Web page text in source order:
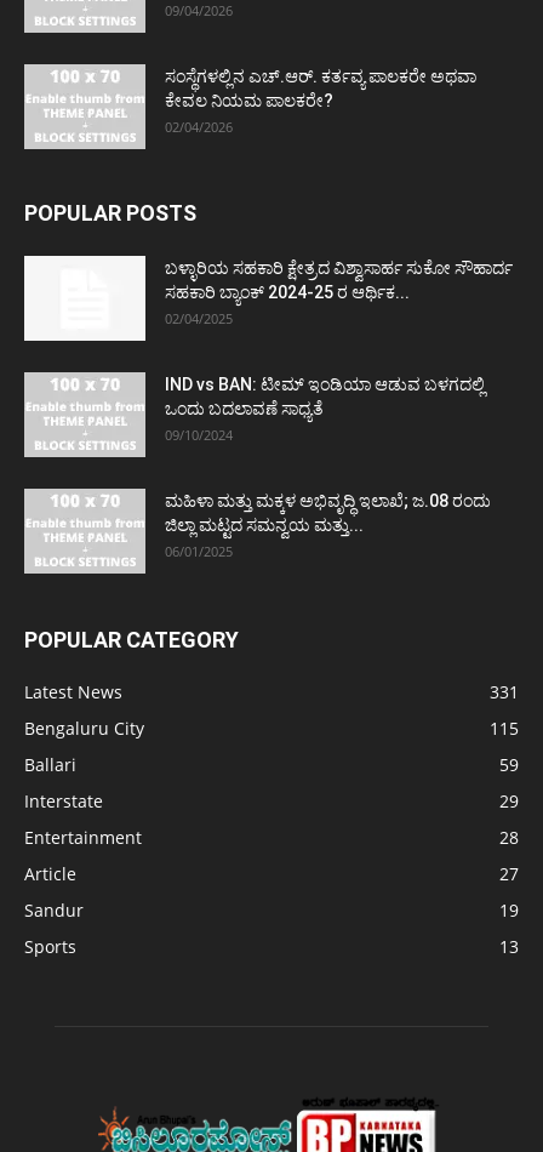
09/04/2026
ಸಂಸ್ಥೆಗಳಲ್ಲಿನ ಎಚ್.ಆರ್. ಕರ್ತವ್ಯ ಪಾಲಕರೇ ಅಥವಾ
ಕೇವಲ ನಿಯಮ ಪಾಲಕರೇ?
02/04/2026
POPULAR POSTS
ಬಳ್ಳಾರಿಯ ಸಹಕಾರಿ ಕ್ಷೇತ್ರದ ವಿಶ್ವಾಸಾರ್ಹ ಸುಕೋ ಸೌಹಾರ್ದ
ಸಹಕಾರಿ ಬ್ಯಾಂಕ್ 2024-25 ರ ಆರ್ಥಿಕ...
02/04/2025
IND vs BAN: ಟೀಮ್ ಇಂಡಿಯಾ ಆಡುವ ಬಳಗದಲ್ಲಿ
ಒಂದು ಬದಲಾವಣೆ ಸಾಧ್ಯತೆ
09/10/2024
ಮಹಿಳಾ ಮತ್ತು ಮಕ್ಕಳ ಅಭಿವೃದ್ಧಿ ಇಲಾಖೆ; ಜ.08 ರಂದು
ಜಿಲ್ಲಾ ಮಟ್ಟದ ಸಮನ್ವಯ ಮತ್ತು...
06/01/2025
POPULAR CATEGORY
Latest News
331
Bengaluru City
115
Ballari
59
Interstate
29
Entertainment
28
Article
27
Sandur
19
Sports
13